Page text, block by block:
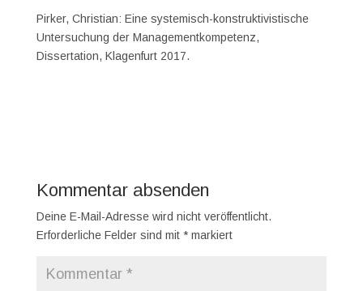
Pirker, Christian: Eine systemisch-konstruktivistische
Untersuchung der Managementkompetenz,
Dissertation, Klagenfurt 2017.
Kommentar absenden
Deine E-Mail-Adresse wird nicht veröffentlicht.
Erforderliche Felder sind mit *markiert